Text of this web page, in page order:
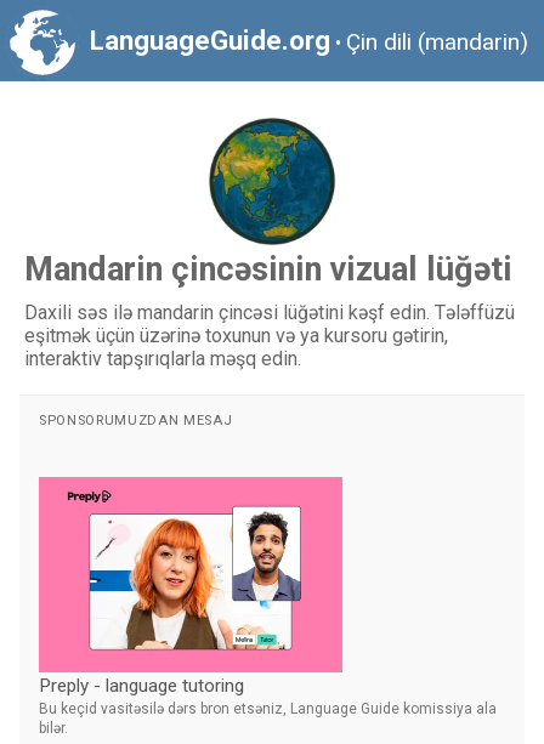
LanguageGuide.org • Çin dili (mandarin)
Mandarin çincəsinin vizual lüğəti
Daxili səs ilə mandarin çincəsi lüğətini kəşf edin. Tələffüzü
eşitmək üçün üzərinə toxunun və ya kursoru gətirin,
interaktiv tapşırıqlarla məşq edin.
SPONSORUMUZDAN MESAJ
Preply - language tutoring
Bu keçid vasitəsilə dərs bron etsəniz, Language Guide komissiya ala
bilər.